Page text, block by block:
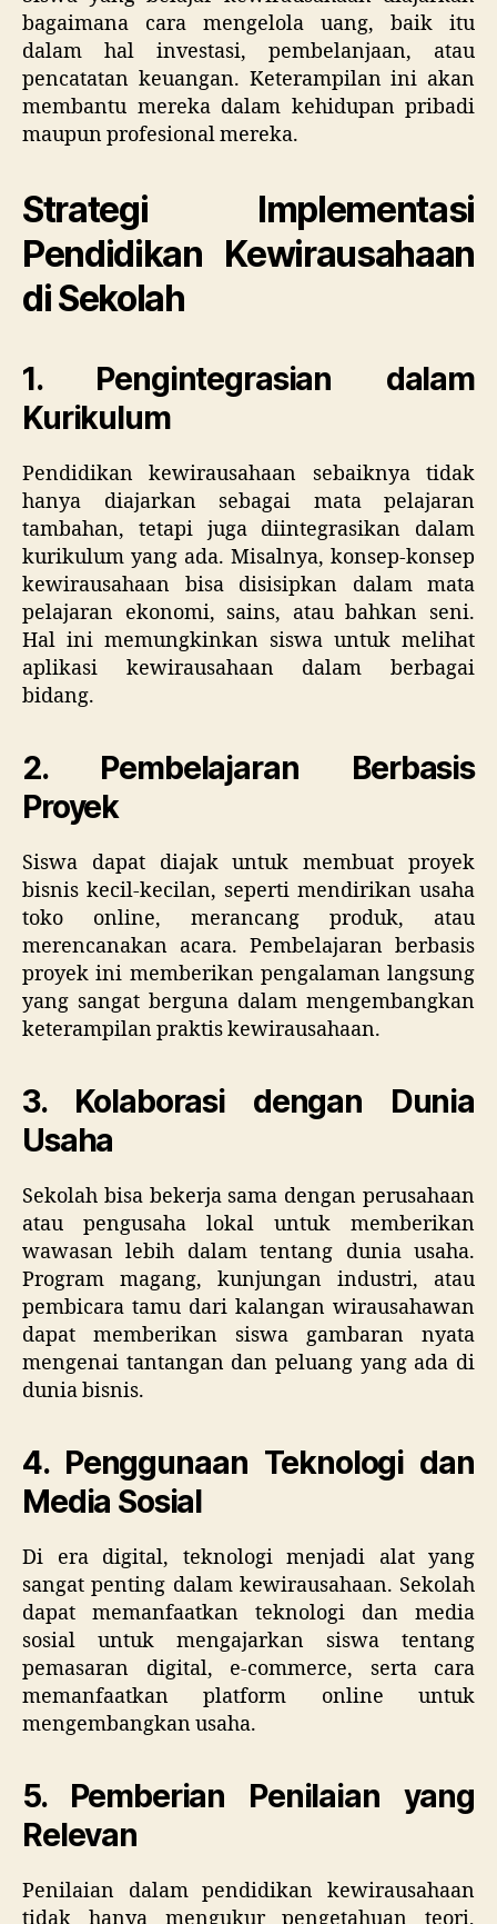
bagaimana cara mengelola uang, baik itu
dalam hal investasi, pembelanjaan, atau
pencatatan keuangan. Keterampilan ini akan
membantu mereka dalam kehidupan pribadi
maupun profesional mereka.
Strategi Implementasi
Pendidikan Kewirausahaan
di Sekolah
1. Pengintegrasian dalam
Kurikulum
Pendidikan kewirausahaan sebaiknya tidak
hanya diajarkan sebagai mata pelajaran
tambahan, tetapi juga diintegrasikan dalam
kurikulum yang ada. Misalnya, konsep-konsep
kewirausahaan bisa disisipkan dalam mata
pelajaran ekonomi, sains, atau bahkan seni.
Hal ini memungkinkan siswa untuk melihat
aplikasi kewirausahaan dalam berbagai
bidang.
2. Pembelajaran Berbasis
Proyek
Siswa dapat diajak untuk membuat proyek
bisnis kecil-kecilan, seperti mendirikan usaha
toko online, merancang produk, atau
merencanakan acara. Pembelajaran berbasis
proyek ini memberikan pengalaman langsung
yang sangat berguna dalam mengembangkan
keterampilan praktis kewirausahaan.
3. Kolaborasi dengan Dunia
Usaha
Sekolah bisa bekerja sama dengan perusahaan
atau pengusaha lokal untuk memberikan
wawasan lebih dalam tentang dunia usaha.
Program magang, kunjungan industri, atau
pembicara tamu dari kalangan wirausahawan
dapat memberikan siswa gambaran nyata
mengenai tantangan dan peluang yang ada di
dunia bisnis.
4. Penggunaan Teknologi dan
Media Sosial
Di era digital, teknologi menjadi alat yang
sangat penting dalam kewirausahaan. Sekolah
dapat memanfaatkan teknologi dan media
sosial untuk mengajarkan siswa tentang
pemasaran digital, e-commerce, serta cara
memanfaatkan platform online untuk
mengembangkan usaha.
5. Pemberian Penilaian yang
Relevan
Penilaian dalam pendidikan kewirausahaan
tidak hanya mengukur pengetahuan teori,